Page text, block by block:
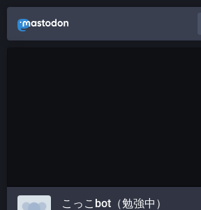
こっこbot（勉強中）